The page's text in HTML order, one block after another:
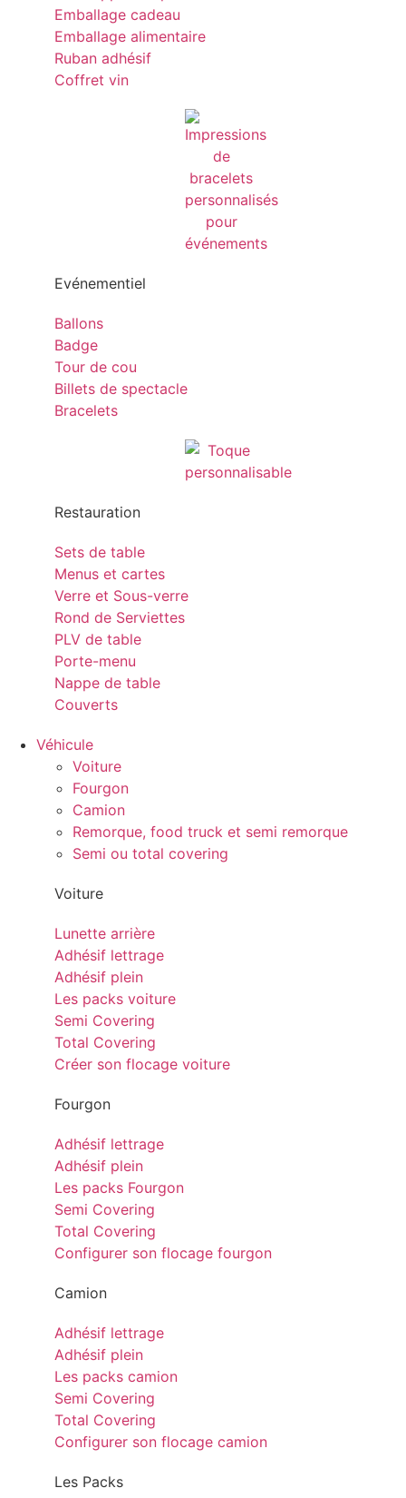
Emballage cadeau
Emballage alimentaire
Ruban adhésif
Coffret vin
Evénementiel
Ballons
Badge
Tour de cou
Billets de spectacle
Bracelets
Restauration
Sets de table
Menus et cartes
Verre et Sous-verre
Rond de Serviettes
PLV de table
Porte-menu
Nappe de table
Couverts
Véhicule
Voiture
Fourgon
Camion
Remorque, food truck et semi remorque
Semi ou total covering
Voiture
Lunette arrière
Adhésif lettrage
Adhésif plein
Les packs voiture
Semi Covering
Total Covering
Créer son flocage voiture
Fourgon
Adhésif lettrage
Adhésif plein
Les packs Fourgon
Semi Covering
Total Covering
Configurer son flocage fourgon
Camion
Adhésif lettrage
Adhésif plein
Les packs camion
Semi Covering
Total Covering
Configurer son flocage camion
Les Packs